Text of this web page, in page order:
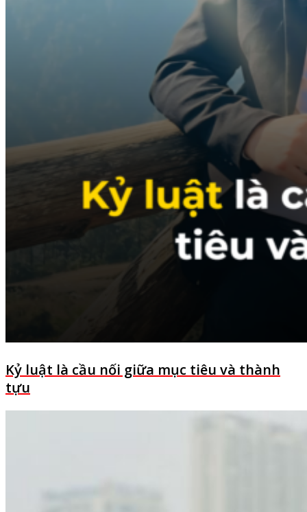
Kỷ luật là cầu nối giữa mục tiêu và thành
tựu